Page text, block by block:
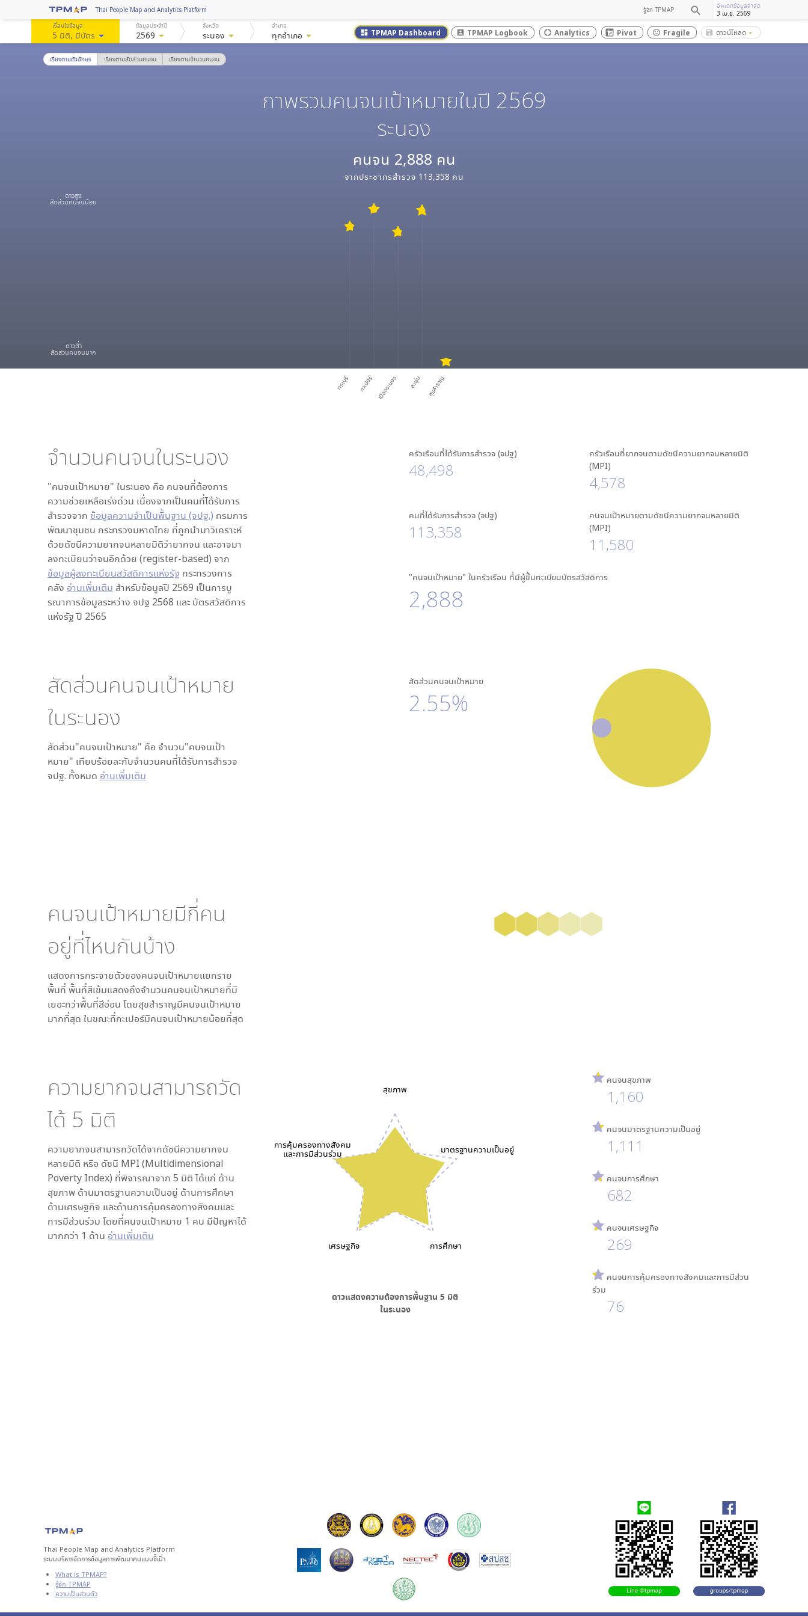
Thai People Map and Analytics Platform รู้จัก TPMAP search
อัพเดทข้อมูลล่าสุด
3 เม.ย. 2569
เงื่อนไขข้อมูล
5 มิติ, มีบัตรarrow_drop_down
ข้อมูลประจำปี
2569 arrow_drop_down
จังหวัด
ระนอง arrow_drop_down
อำเภอ
ทุกอำเภอ arrow_drop_down dashboard TPMAP Dashboard account_box TPMAP Logbook donut_large Analytics Pivot sentiment_dissatisfied Fragile save_alt
ดาวน์โหลด arrow_drop_down
เรียงตามตัวอักษร เรียงตามสัดส่วนคนจน เรียงตามจำนวนคนจน
ภาพรวมคนจนเป้าหมายในปี 2569
ระนอง
คนจน 2,888 คน
จากประชากรสำรวจ 113,358 คน
กระบุรี กะเปอร์ เมืองระนอง ละอุ่น สุขสำราญ
ดาวสูง
สัดส่วนคนจนน้อย
ดาวต่ำ
สัดส่วนคนจนมาก
จำนวนคนจนในระนอง
"คนจนเป้าหมาย" ในระนอง คือ คนจนที่ต้องการ
ความช่วยเหลือเร่งด่วน เนื่องจากเป็นคนที่ได้รับการ
สำรวจจาก ข้อมูลความจำเป็นพื้นฐาน (จปฐ.) กรมการ
พัฒนาชุมชน กระทรวงมหาดไทย ที่ถูกนำมาวิเคราะห์
ด้วยดัชนีความยากจนหลายมิติว่ายากจน และอาจมา
ลงทะเบียนว่าจนอีกด้วย (register-based) จาก
ข้อมูลผู้ลงทะเบียนสวัสดิการแห่งรัฐ กระทรวงการ
คลัง อ่านเพิ่มเติม สำหรับข้อมูลปี 2569 เป็นการบู
รณาการข้อมูลระหว่าง จปฐ 2568 และ บัตรสวัสดิการ
แห่งรัฐ ปี 2565
ครัวเรือนที่ได้รับการสำรวจ (จปฐ)
48,498
ครัวเรือนที่ยากจนตามดัชนีความยากจนหลายมิติ
(MPI)
4,578
คนที่ได้รับการสำรวจ (จปฐ)
113,358
คนจนเป้าหมายตามดัชนีความยากจนหลายมิติ
(MPI)
11,580
"คนจนเป้าหมาย" ในครัวเรือน ที่มีผู้ขึ้นทะเบียนบัตรสวัสดิการ
2,888
สัดส่วนคนจนเป้าหมาย
ในระนอง
สัดส่วน"คนจนเป้าหมาย" คือ จำนวน"คนจนเป้า
หมาย" เทียบร้อยละกับจำนวนคนที่ได้รับการสำรวจ
จปฐ. ทั้งหมด อ่านเพิ่มเติม
สัดส่วนคนจนเป้าหมาย
2.55%
คนจนเป้าหมายมีกี่คน
อยู่ที่ไหนกันบ้าง
แสดงการกระจายตัวของคนจนเป้าหมายแยกราย
พื้นที่ พื้นที่สีเข้มแสดงถึงจำนวนคนจนเป้าหมายที่มี
เยอะกว่าพื้นที่สีอ่อน โดยสุขสำราญมีคนจนเป้าหมาย
มากที่สุด ในขณะที่กะเปอร์มีคนจนเป้าหมายน้อยที่สุด
ความยากจนสามารถวัด
ได้ 5 มิติ
ความยากจนสามารถวัดได้จากดัชนีความยากจน
หลายมิติ หรือ ดัชนี MPI (Multidimensional
Poverty Index) ที่พิจารณาจาก 5 มิติ ได้แก่ ด้าน
สุขภาพ ด้านมาตรฐานความเป็นอยู่ ด้านการศึกษา
ด้านเศรษฐกิจ และด้านการคุ้มครองทางสังคมและ
การมีส่วนร่วม โดยที่คนจนเป้าหมาย 1 คน มีปัญหาได้
มากกว่า 1 ด้าน อ่านเพิ่มเติม
สุขภาพ
มาตรฐานความเป็นอยู่
การศึกษา
เศรษฐกิจ
การคุ้มครองทางสังคม
และการมีส่วนร่วม
ดาวแสดงความต้องการพื้นฐาน 5 มิติ
ในระนอง
คนจนสุขภาพ
1,160
คนจนมาตรฐานความเป็นอยู่
1,111
คนจนการศึกษา
682
คนจนเศรษฐกิจ
269
คนจนการคุ้มครองทางสังคมและการมีส่วน
ร่วม
76
Thai People Map and Analytics Platform
ระบบบริหารจัดการข้อมูลการพัฒนาคนแบบชี้เป้า
What is TPMAP?
รู้จัก TPMAP
ความเป็นส่วนตัว